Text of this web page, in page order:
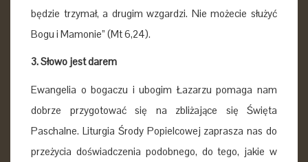
będzie trzymał, a drugim wzgardzi. Nie możecie służyć
Bogu i Mamonie” (Mt 6,24).
3. Słowo jest darem
Ewangelia o bogaczu i ubogim Łazarzu pomaga nam
dobrze przygotować się na zbliżające się Święta
Paschalne. Liturgia Środy Popielcowej zaprasza nas do
przeżycia doświadczenia podobnego, do tego, jakie w